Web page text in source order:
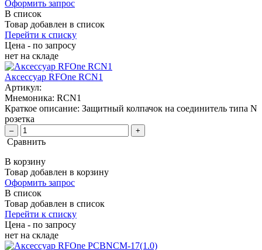
Оформить запрос
В список
Товар добавлен в список
Перейти к списку
Цена - по запросу
нет на складе
Аксессуар RFOne RCN1
Артикул:
Мнемоника: RCN1
Краткое описание: Защитный колпачок на соединитель типа N
розетка
– +
Сравнить
В корзину
Товар добавлен в корзину
Оформить запрос
В список
Товар добавлен в список
Перейти к списку
Цена - по запросу
нет на складе